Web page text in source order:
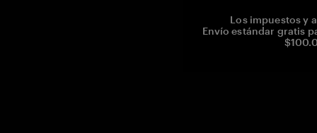
Los impuestos y
Envío estándar gratis